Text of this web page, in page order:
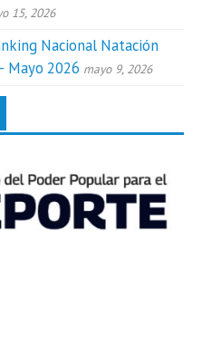
15, 2026
Nacional Natación
Mayo 2026 mayo 9, 2026